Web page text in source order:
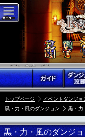
トップページ イベントダンジョ
黒・力・風のダンジョン
黒・力
黒・力・風のダンジ